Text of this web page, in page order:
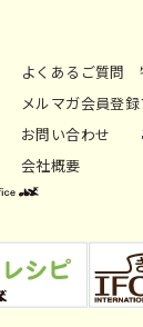
よくあるご質問
メルマガ会員登録
お問い合わせ
会社概要